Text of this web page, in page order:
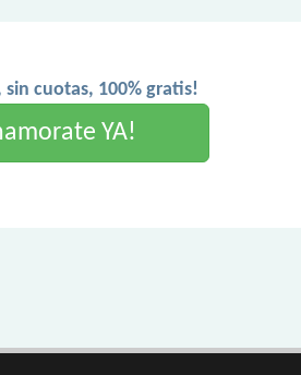
sin cuotas, 100% gratis!
YA!